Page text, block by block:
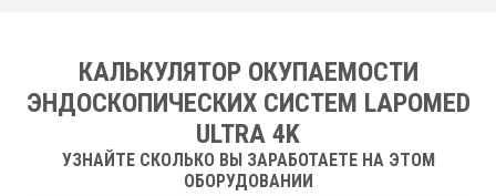
КАЛЬКУЛЯТОР ОКУПАЕМОСТИ
ЭНДОСКОПИЧЕСКИХ СИСТЕМ LAPOMED
ULTRA 4K
УЗНАЙТЕ СКОЛЬКО ВЫ ЗАРАБОТАЕТЕ НА ЭТОМ
ОБОРУДОВАНИИ